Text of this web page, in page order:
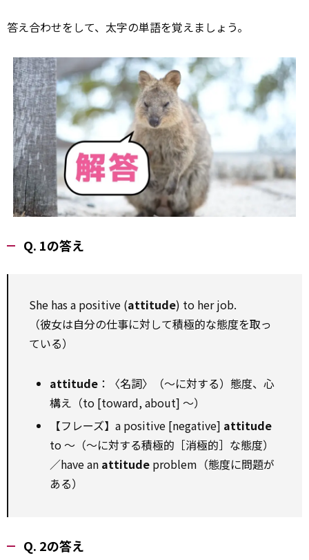
答え合わせをして、太字の単語を覚えましょう。
Q. 1の答え
She has a positive (attitude) to her job.
（彼女は自分の仕事に対して積極的な態度を取っ
ている）
attitude ：〈名詞〉（～に対する）態度、心
構え（to [toward, about] ～）
【フレーズ】a positive [negative] attitude
to ～（～に対する積極的［消極的］な態度）
／have an attitude problem（態度に問題が
ある）
Q. 2の答え